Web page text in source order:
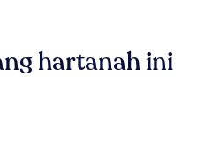
hartanah ini